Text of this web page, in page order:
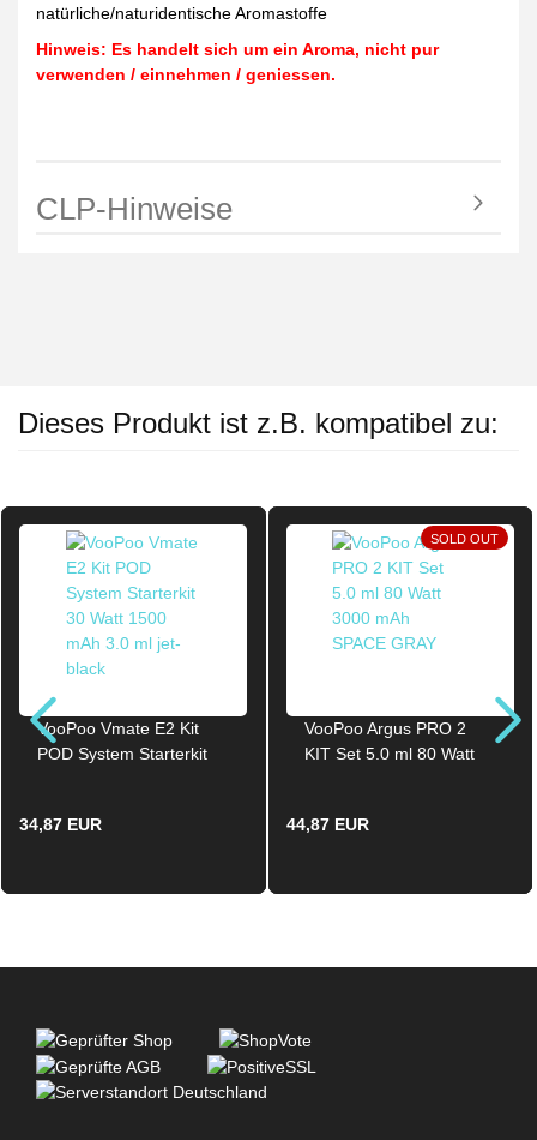
natürliche/naturidentische Aromastoffe
Hinweis: Es handelt sich um ein Aroma, nicht pur
verwenden / einnehmen / geniessen.
CLP-Hinweise
Dieses Produkt ist z.B. kompatibel zu:
VooPoo Vmate E2 Kit
POD System Starterkit
34,87 EUR
SOLD OUT
VooPoo Argus PRO 2
KIT Set 5.0 ml 80 Watt
44,87 EUR